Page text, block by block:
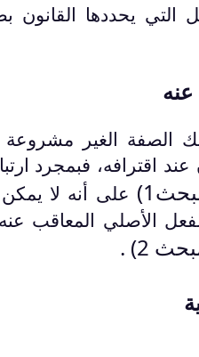
التي يحددها
الصفة الغير مشروعة
اقترافه، فبمجرد
على أنه لا
الأصلي المعاقب
2) .